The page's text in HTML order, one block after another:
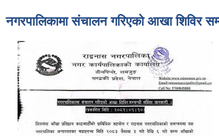
नगरपालिकामा संचालन गरिएको आखा शिविर